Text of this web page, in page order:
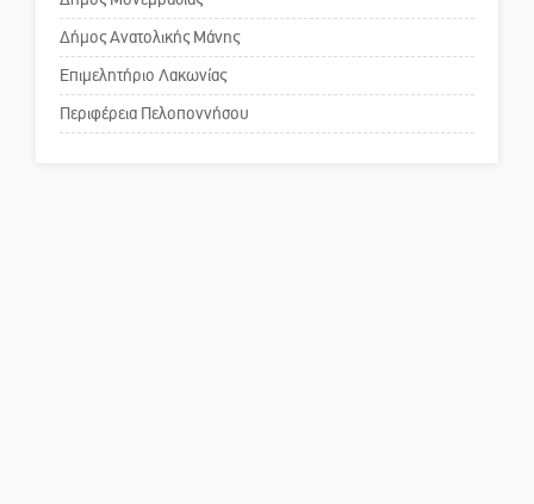
Πού βρίσκεται το ιστορικό
κέντρο της Σπάρτης;
Δήμος Ανατολικής Μάνης
Επιμελητήριο Λακωνίας
Περιφέρεια Πελοποννήσου